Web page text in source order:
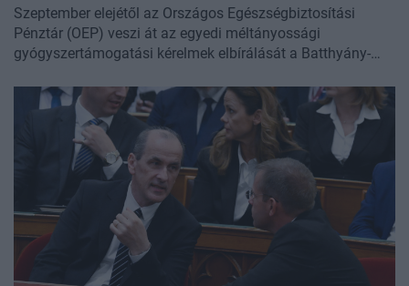
Szeptember elejétől az Országos Egészségbiztosítási
Pénztár (OEP) veszi át az egyedi méltányossági
gyógyszertámogatási kérelmek elbírálását a Batthyány-
a nagy értékű kezelések finanszírozása egy átláthatóbb,
betegközpontúbb és igazságosabb állami rendszerben
valósuljon meg - írja Hegedűs Zsolt Facebook-oldalán.